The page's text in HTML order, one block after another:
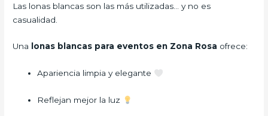
Las lonas blancas son las más utilizadas… y no es
casualidad.
Una lonas blancas para eventos en Zona Rosa ofrece:
Apariencia limpia y elegante
Reflejan mejor la luz